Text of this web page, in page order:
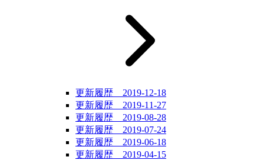
更新履歴 2019-12-18
更新履歴 2019-11-27
更新履歴 2019-08-28
更新履歴 2019-07-24
更新履歴 2019-06-18
更新履歴 2019-04-15